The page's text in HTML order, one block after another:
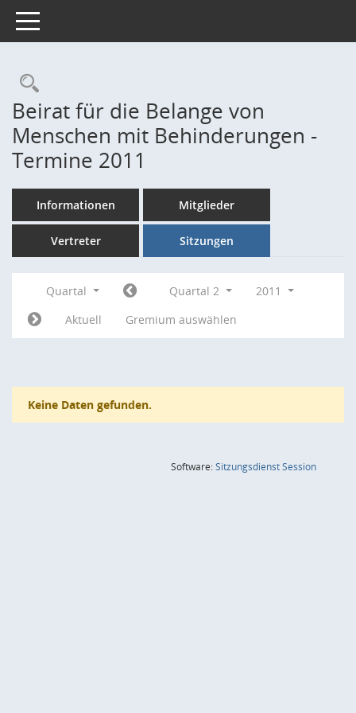
Toggle navigation
Rechercheauswahl
Beirat für die Belange von
Menschen mit Behinderungen -
Termine 2011
Informationen Mitglieder
Vertreter Sitzungen
Quartal Quartal 2
2011
Aktuell
Gremium auswählen
Keine Daten gefunden.
Software:SitzungsdienstSession(Wird in